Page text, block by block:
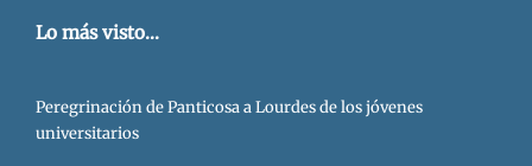
Lo más visto...
Peregrinación de Panticosa a Lourdes de los jóvenes
universitarios